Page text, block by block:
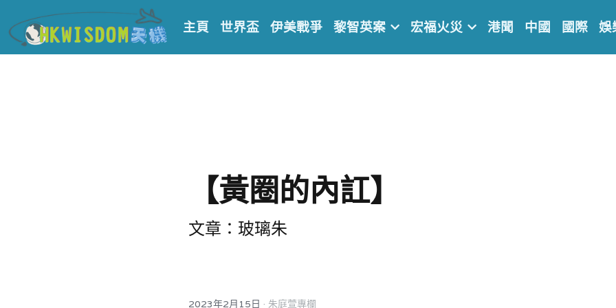
主頁 世界盃 伊美戰爭 黎智英案 宏福火災 港聞 中國 國際 娛
【黃圈的內訌】
文章：玻璃朱
2023年2月15日 · 朱庭萱專欄